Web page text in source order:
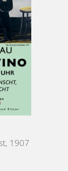
1907